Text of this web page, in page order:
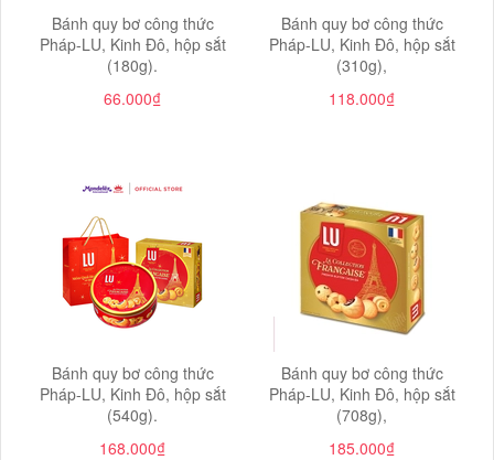
Bánh quy bơ công thức
Pháp-LU, Kinh Đô, hộp sắt
(180g).
66.000₫
Bánh quy bơ công thức
Pháp-LU, Kinh Đô, hộp sắt
(310g),
118.000₫
Bánh quy bơ công thức
Pháp-LU, Kinh Đô, hộp sắt
(540g).
168.000₫
Bánh quy bơ công thức
Pháp-LU, Kinh Đô, hộp sắt
(708g),
185.000₫